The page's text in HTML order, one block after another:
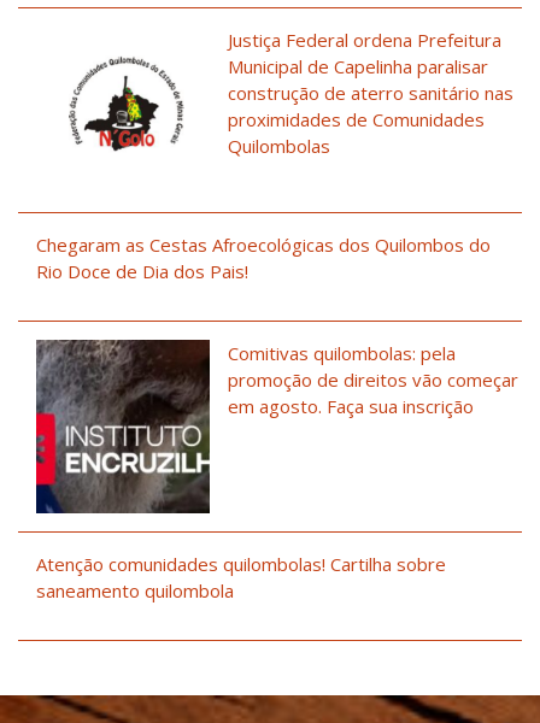
Justiça Federal ordena Prefeitura
Municipal de Capelinha paralisar
construção de aterro sanitário nas
proximidades de Comunidades
Quilombolas
Chegaram as Cestas Afroecológicas dos Quilombos do
Rio Doce de Dia dos Pais!
Comitivas quilombolas: pela
promoção de direitos vão começar
em agosto. Faça sua inscrição
Atenção comunidades quilombolas! Cartilha sobre
saneamento quilombola